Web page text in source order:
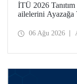
İTÜ 2026
ailelerini Ayazağa
ilgili fakülte ve
06 Ağu 2026